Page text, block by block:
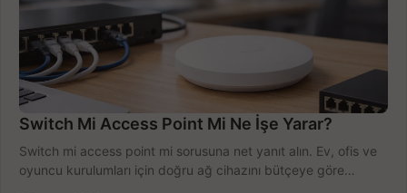
Switch Mi Access Point Mi Ne İşe Yarar?
Switch mi access point mi sorusuna net yanıt alın. Ev, ofis ve
oyuncu kurulumları için doğru ağ cihazını bütçeye göre